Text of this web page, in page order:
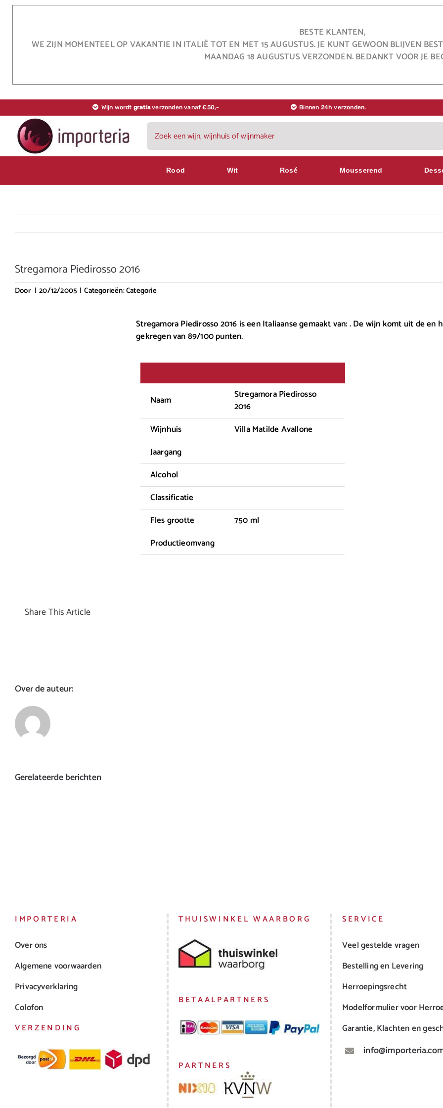
BESTE KLANTEN,
WE ZIJN MOMENTEEL OP VAKANTIE IN ITALIË TOT EN MET 15 AUGUSTUS. JE KUNT GEWOON BLIJVEN
MAANDAG 18 AUGUSTUS VERZONDEN. BEDANKT VOOR JE
Wijn wordt gratisverzonden vanaf €50,- Binnen 24h verzonden.
Zoeken
naar:
Rood Wit Rosé Mousserend
Stregamora Piedirosso 2016
Door | 20/12/2005 | Categorieën:Categorie
Stregamora Piedirosso 2016 is een Italiaanse gemaakt van: . De wijn komt uit de en
gekregen van 89/100 punten.
Naam
Stregamora Piedirosso
2016
Wijnhuis
Villa Matilde Avallone
Jaargang
Alcohol
Classificatie
Fles grootte
750 ml
Productieomvang
Share This Article
Over de auteur:
Gerelateerde berichten
IMPORTERIA
Over ons
Algemene voorwaarden
Privacyverklaring
Colofon
VERZENDING
THUISWINKEL WAARBORG
BETAALPARTNERS
PARTNERS
SERVICE
Veel gestelde vragen
Bestelling en Levering
Herroepingsrecht
Modelformulier voor
Garantie, Klachten en